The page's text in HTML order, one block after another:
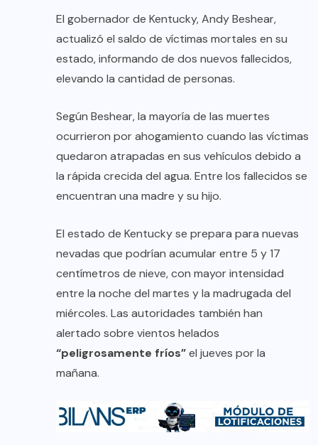
El gobernador de Kentucky, Andy Beshear,
actualizó el saldo de víctimas mortales en su
estado, informando de dos nuevos fallecidos,
elevando la cantidad de personas.
Según Beshear, la mayoría de las muertes
ocurrieron por ahogamiento cuando las víctimas
quedaron atrapadas en sus vehículos debido a
la rápida crecida del agua. Entre los fallecidos se
encuentran una madre y su hijo.
El estado de Kentucky se prepara para nuevas
nevadas que podrían acumular entre 5 y 17
centímetros de nieve, con mayor intensidad
entre la noche del martes y la madrugada del
miércoles. Las autoridades también han
alertado sobre vientos helados
“peligrosamente fríos”el jueves por la
mañana.